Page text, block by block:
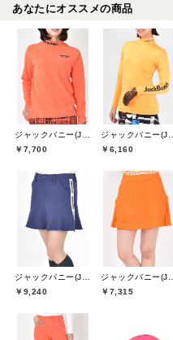
あなたにオススメの商品
￥7,700
￥6,160
￥9,240
￥7,315